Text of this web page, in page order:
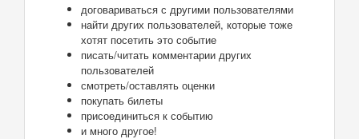
договариваться с другими пользователями
найти других пользователей, которые тоже
хотят посетить это событие
писать/читать комментарии других
пользователей
смотреть/оставлять оценки
покупать билеты
присоединиться к событию
и много другое!